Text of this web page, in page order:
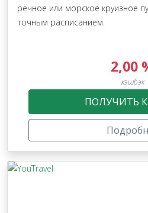
речное или морское круизное
точным расписанием.
2,00
кэшбэк
ПОЛУЧИТЬ